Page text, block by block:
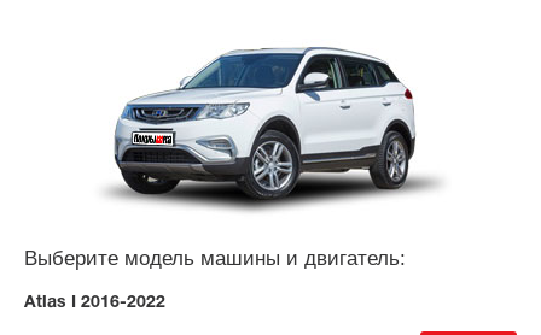
Выберите модель машины и двигатель:
Atlas I 2016-2022